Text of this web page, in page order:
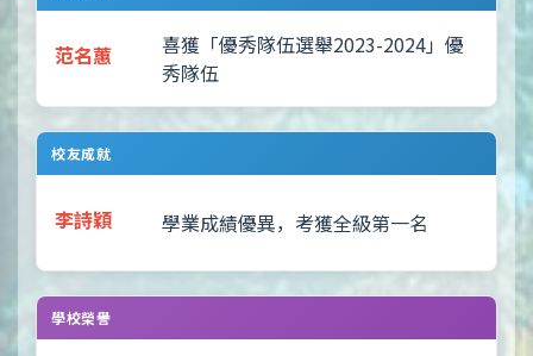
范名蕙
喜獲「優秀隊伍選舉2023-2024」優
秀隊伍
校友成就
李詩穎 學業成績優異，考獲全級第一名
學校榮譽